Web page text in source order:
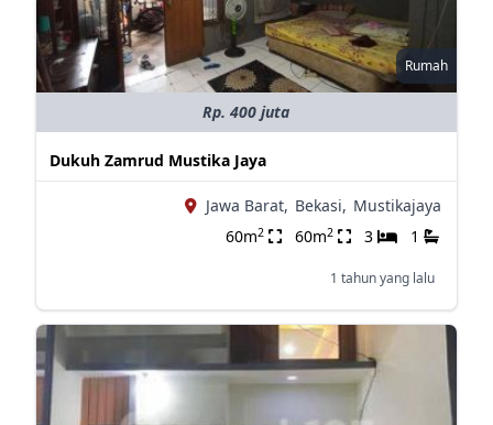
Rumah
Rp. 400 juta
Dukuh Zamrud Mustika Jaya
Jawa Barat, Bekasi, Mustikajaya
60m2 60m2 3 1
1 tahun yang lalu